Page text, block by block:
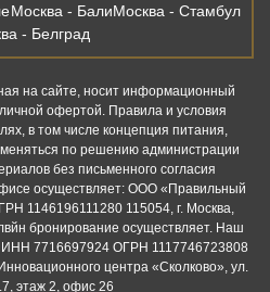
Москва - БалиМосква - Стамбул
- Белград
на сайте, носит информационный
офертой. Правила и условия
в том числе концепция питания,
по решению администрации
без письменного согласия
осуществляет: ООО «Правильный
1146196111280 115054, г. Москва,
бронирование осуществляет. Наш
7716697924 ОГРН 1117746723808
центра «Сколково», ул.
этаж 2, офис 26